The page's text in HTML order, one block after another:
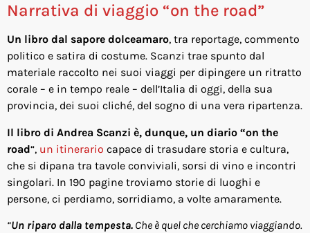
Narrativa di viaggio “on the road”
Un libro dal sapore dolceamaro, tra reportage, commento
politico e satira di costume. Scanzi trae spunto dal
materiale raccolto nei suoi viaggi per dipingere un ritratto
corale – e in tempo reale – dell’Italia di oggi, della sua
provincia, dei suoi cliché, del sogno di una vera ripartenza.
Il libro di Andrea Scanzi è, dunque, un diario “on the
road“, un itinerario capace di trasudare storia e cultura,
che si dipana tra tavole conviviali, sorsi di vino e incontri
singolari. In 190 pagine troviamo storie di luoghi e
persone, ci perdiamo, sorridiamo, a volte amaramente.
“Un riparo dalla tempesta. Che è quel che cerchiamo viaggiando.